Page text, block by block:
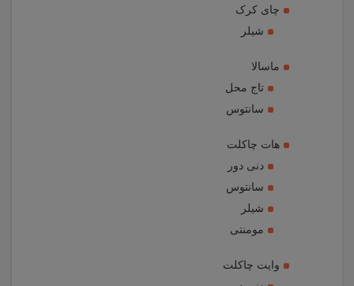
چای کرک
شیلر
ماسالا
تاج محل
سانتوس
هات چاکلت
دنی دور
سانتوس
شیلر
مومنتی
وایت چاکلت